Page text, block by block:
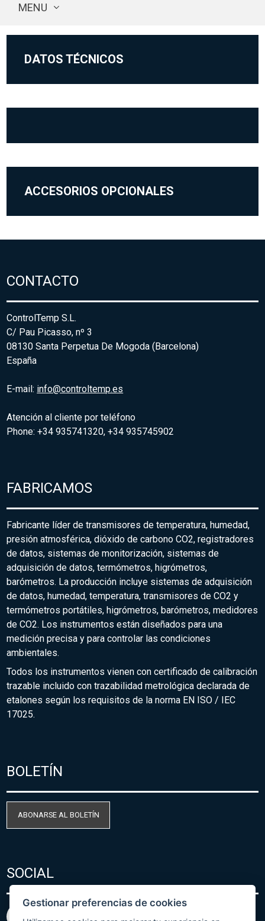
MENU
DATOS TÉCNICOS
ACCESORIOS OPCIONALES
CONTACTO
ControlTemp S.L.
C/ Pau Picasso, nº 3
08130 Santa Perpetua De Mogoda (Barcelona)
España
E-mail: info@controltemp.es
Atención al cliente por teléfono
Phone: +34 935741320, +34 935745902
FABRICAMOS
Fabricante líder de transmisores de temperatura, humedad,
presión atmosférica, dióxido de carbono CO2, registradores
de datos, sistemas de monitorización, sistemas de
adquisición de datos, termómetros, higrómetros,
barómetros. La producción incluye sistemas de adquisición
de datos, humedad, temperatura, transmisores de CO2 y
termómetros portátiles, higrómetros, barómetros, medidores
de CO2. Los instrumentos están diseñados para una
medición precisa y para controlar las condiciones
ambientales.
Todos los instrumentos vienen con certificado de calibración
trazable incluido con trazabilidad metrológica declarada de
etalones según los requisitos de la norma EN ISO / IEC
17025.
BOLETÍN
ABONARSE AL BOLETÍN
SOCIAL
Gestionar preferencias de cookies